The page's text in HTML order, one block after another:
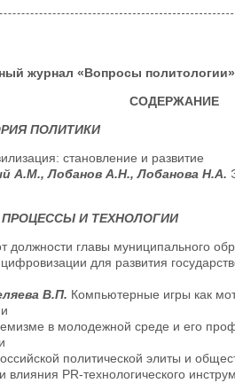
журнал «Вопросы
СОДЕРЖАНИЕ
ПОЛИТИКИ
становление и развитие
А.М., Лобанов А.Н., Лобанова Н.А.
И ТЕХНОЛОГИИ
должности главы муниципального
для развития
В.П. Компьютерные игры как
в молодежной среде и его
политической элиты и
влияния PR-технологического